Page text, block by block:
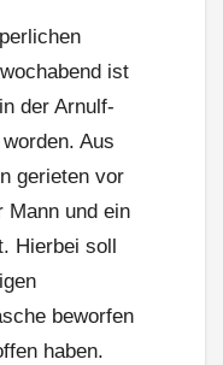
ist
der Arnulf-
Aus
gerieten vor
Mann und ein
Hierbei soll
beworfen
haben.